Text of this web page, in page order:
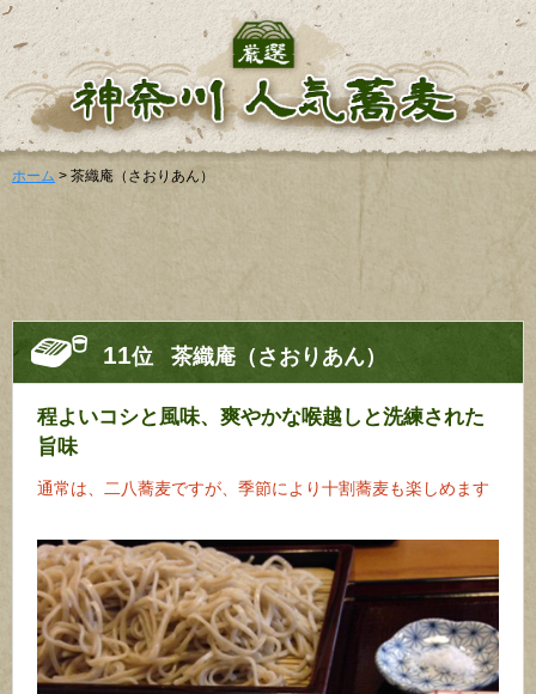
ホーム > 茶織庵（さおりあん）
11位 茶織庵（さおりあん）
程よいコシと風味、爽やかな喉越しと洗練された
旨味
通常は、二八蕎麦ですが、季節により十割蕎麦も楽しめます